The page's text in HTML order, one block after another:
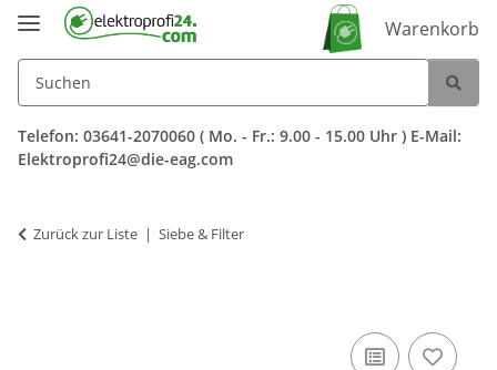
Warenkorb
Telefon: 03641-2070060 ( Mo. - Fr.: 9.00 - 15.00 Uhr ) E-Mail:
Elektroprofi24@die-eag.com
Zurück zur Liste Siebe & Filter